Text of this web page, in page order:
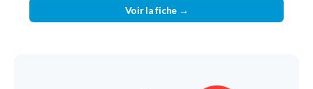
Voir la fiche →